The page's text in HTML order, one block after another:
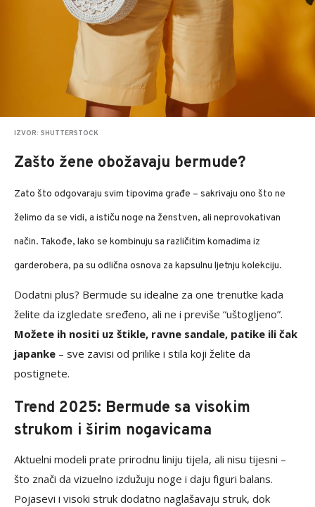
IZVOR: SHUTTERSTOCK
Zašto žene obožavaju bermude?
Zato što odgovaraju svim tipovima građe – sakrivaju ono što ne
želimo da se vidi, a ističu noge na ženstven, ali neprovokativan
način. Takođe, lako se kombinuju sa različitim komadima iz
garderobera, pa su odlična osnova za kapsulnu ljetnju kolekciju.
Dodatni plus? Bermude su idealne za one trenutke kada
želite da izgledate sređeno, ali ne i previše “uštogljeno”.
Možete ih nositi uz štikle, ravne sandale, patike ili čak
japanke – sve zavisi od prilike i stila koji želite da
postignete.
Trend 2025: Bermude sa visokim
strukom i širim nogavicama
Aktuelni modeli prate prirodnu liniju tijela, ali nisu tijesni –
što znači da vizuelno izdužuju noge i daju figuri balans.
Pojasevi i visoki struk dodatno naglašavaju struk, dok